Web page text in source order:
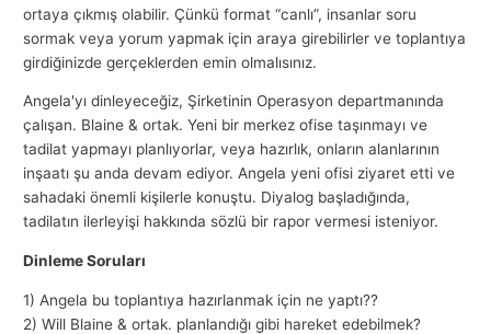
ortaya çıkmış olabilir. Çünkü format “canlı”, insanlar soru
sormak veya yorum yapmak için araya girebilirler ve toplantıya
girdiğinizde gerçeklerden emin olmalısınız.
Angela'yı dinleyeceğiz, Şirketinin Operasyon departmanında
çalışan. Blaine & ortak. Yeni bir merkez ofise taşınmayı ve
tadilat yapmayı planlıyorlar, veya hazırlık, onların alanlarının
inşaatı şu anda devam ediyor. Angela yeni ofisi ziyaret etti ve
sahadaki önemli kişilerle konuştu. Diyalog başladığında,
tadilatın ilerleyişi hakkında sözlü bir rapor vermesi isteniyor.
Dinleme Soruları
1) Angela bu toplantıya hazırlanmak için ne yaptı??
2) Will Blaine & ortak. planlandığı gibi hareket edebilmek?